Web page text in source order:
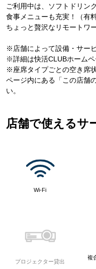
ご利用中は、ソフトドリン
食事メニューも充実！（有料
ちょっと贅沢なリモートワ
※店舗によって設備・サー
※詳細は快活CLUBホームペ
※座席タイプごとの空き席
ページ内にある「この店舗
い。
店舗で使えるサ
Wi-Fi
プロジェクター貸出
複